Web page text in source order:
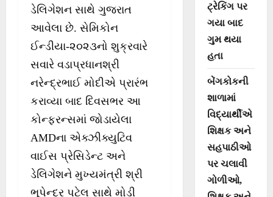
ડેલિગેશન સાથે ગુજરાત
આવેલા છે. સેમિકોન
ઈન્‍ડીયા-૨૦૨૩નો શુક્રવારે
સવારે વડાપ્રધાનશ્રી
નરેન્‍દ્રભાઈ મોદીએ પ્રારંભ
કરાવ્યા બાદ દિવસભર આ
કોન્‍ફરન્‍સમાં જોડાયેલા
AMDના એક્ઝીક્યુટિવ
વાઈસ પ્રેસિડેન્‍ટ અને
ડેલિગેશને મુખ્યમંત્રી શ્રી
ભૂપેન્‍દ્ર પટેલ સાથે મોડી
ટ્રેકિંગ પર
ગયા બાદ
ગુમ થયા
હતા
બેંગકોકની
શાળામાં
વિદ્યાર્થીએ
શિક્ષક અને
સહપાઠીઓ
પર ચલાવી
ગોળીઓ,